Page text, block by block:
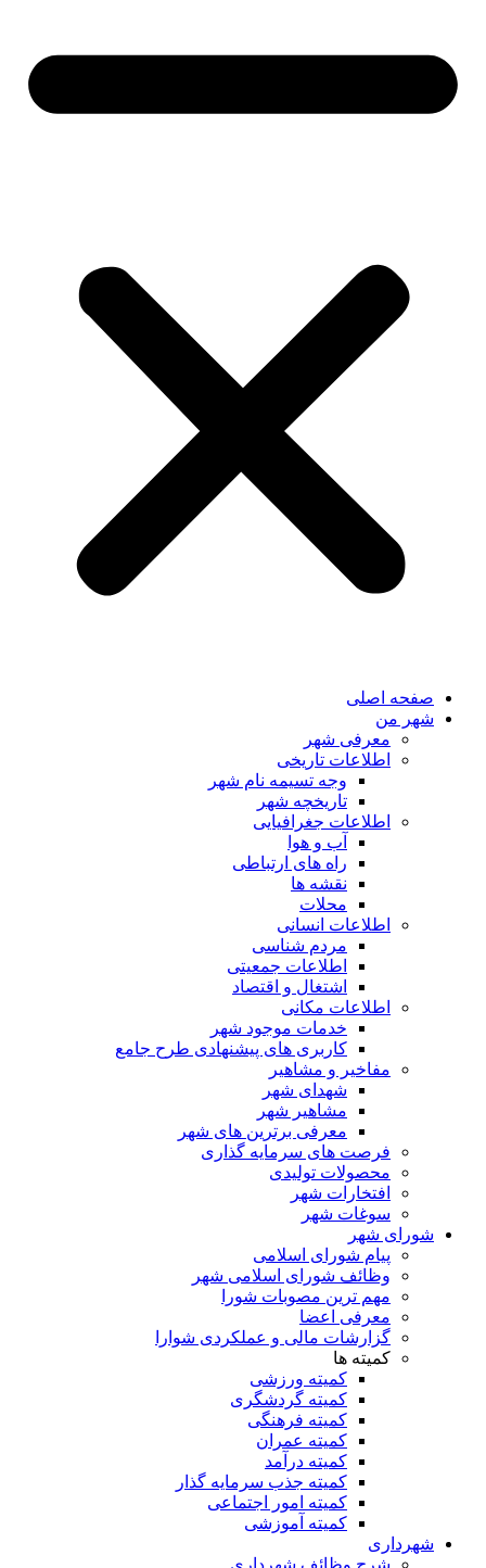
صفحه اصلی
شهر من
معرفی شهر
اطلاعات تاریخی
وجه تسیمه نام شهر
تاریخچه شهر
اطلاعات جغرافیایی
آب و هوا
راه های ارتباطی
نقشه ها
محلات
اطلاعات انسانی
مردم شناسی
اطلاعات جمعیتی
اشتغال و اقتصاد
اطلاعات مکانی
خدمات موجود شهر
کاربری های پیشنهادی طرح جامع
مفاخیر و مشاهیر
شهدای شهر
مشاهیر شهر
معرفی برترین های شهر
فرصت های سرمایه گذاری
محصولات تولیدی
افتخارات شهر
سوغات شهر
شورای شهر
پیام شورای اسلامی
وظائف شورای اسلامی شهر
مهم ترین مصوبات شورا
معرفی اعضا
گزارشات مالی و عملکردی شوارا
کمیته ها
کمیته ورزشی
کمیته گردشگری
کمیته فرهنگی
کمیته عمران
کمیته درآمد
کمیته جذب سرمایه گذار
کمیته امور اجتماعی
کمیته آموزشی
شهرداری